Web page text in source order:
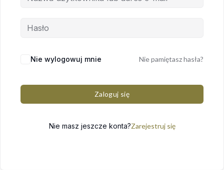
Nie wylogowuj mnie Nie pamiętasz hasła?
Zaloguj się
Nie masz jeszcze konta?Zarejestruj się